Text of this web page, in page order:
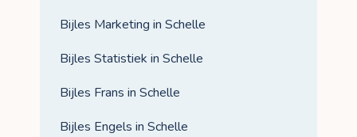
Bijles Marketing in Schelle
Bijles Statistiek in Schelle
Bijles Frans in Schelle
Bijles Engels in Schelle